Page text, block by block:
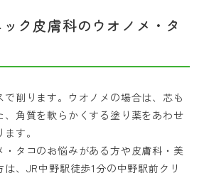
ク皮膚科のウオノメ・タ
削ります。ウオノメの場合は、芯も
、角質を軟らかくする塗り薬をあわせ
す。
タコのお悩みがある方や皮膚科・美
、JR中野駅徒歩1分の中野駅前クリ